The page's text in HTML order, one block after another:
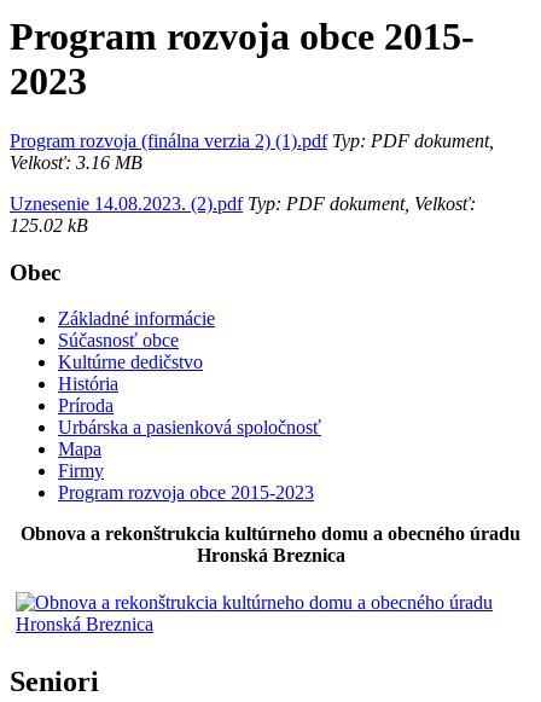
Program rozvoja obce 2015-
2023
Program rozvoja (finálna verzia 2) (1).pdfTyp: PDF dokument,
Velkosť: 3.16 MB
Uznesenie 14.08.2023. (2).pdfTyp: PDF dokument, Velkosť:
125.02 kB
Obec
Základné informácie
Súčasnosť obce
Kultúrne dedičstvo
História
Príroda
Urbárska a pasienková spoločnosť
Mapa
Firmy
Program rozvoja obce 2015-2023
Obnova a rekonštrukcia kultúrneho domu a obecného úradu
Hronská Breznica
Seniori